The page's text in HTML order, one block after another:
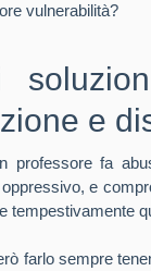
vulnerabilità?
e
professore fa
e
tempestivamente
farlo sempre